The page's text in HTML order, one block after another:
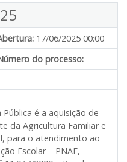
17/06/2025 00:00
do processo:
é a aquisição de
da Agricultura Familiar e
para o atendimento ao
Escolar – PNAE,